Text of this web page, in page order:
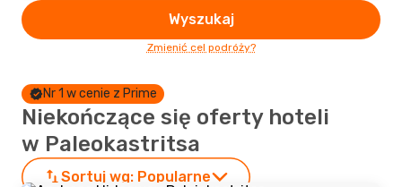
Wyszukaj
Zmienić cel podróży?
Nr 1 w cenie z Prime
Niekończące się oferty hoteli
w Paleokastritsa
Sortuj wg: Popularne